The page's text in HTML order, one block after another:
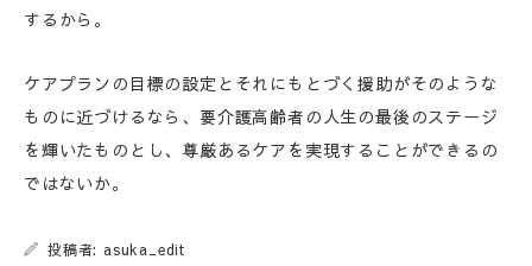
するから。
ケアプランの目標の設定とそれにもとづく援助がそのような
ものに近づけるなら、要介護高齢者の人生の最後のステージ
を輝いたものとし、尊厳あるケアを実現することができるの
ではないか。
投稿者: asuka_edit